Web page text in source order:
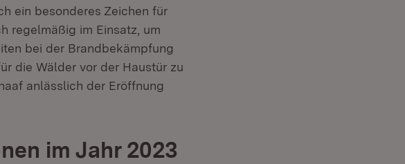
ein besonderes Zeichen für
regelmäßig im Einsatz, um
bei der Brandbekämpfung
die Wälder vor der Haustür zu
anlässlich der Eröffnung
im Jahr 2023